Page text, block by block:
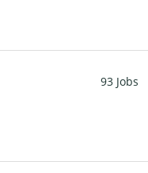
93 Jobs